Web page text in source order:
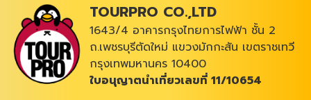
TOURPRO CO.,LTD
1643/4 อาคารกรุงไทยการไฟฟ้า ชั้น 2
ถ.เพชรบุรีตัดใหม่ แขวงมักกะสัน เขตราชเทวี
กรุงเทพมหานคร 10400
ใบอนุญาตนำเที่ยวเลขที่ 11/10654